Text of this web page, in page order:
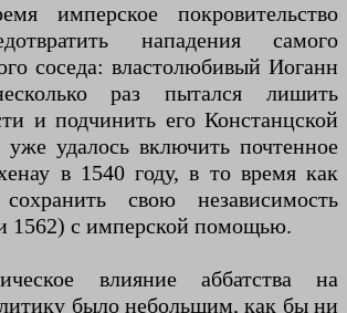
имперское покровительство
нападения самого
соседа: властолюбивый Иоганн
раз пытался лишить
и подчинить его Констанцской
удалось включить почтенное
в 1540 году, в то время как
свою независимость
1562) с имперской помощью.
влияние аббатства на
было небольшим, как бы ни